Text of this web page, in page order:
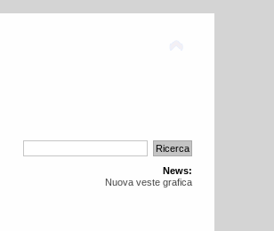
News:
Nuova veste grafica